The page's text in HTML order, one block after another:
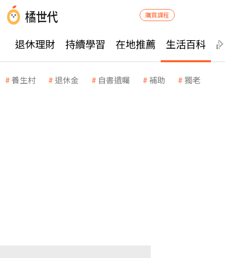
購買課程
退休理財 持續學習 在地推薦 生活百科
養生村 退休金 自書遺囑 補助 獨老